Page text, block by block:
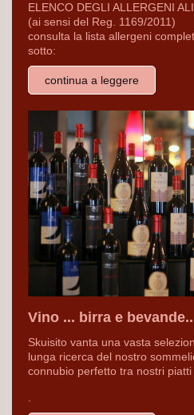
ELENCO DEGLI ALLERGENI
(ai sensi del Reg. 1169/2011)
consulta la lista allergeni
sotto:
continua a leggere
Vino ... birra e
Skuisito vanta una vasta
lunga ricerca del nostro
connubio perfetto tra nostri piatti